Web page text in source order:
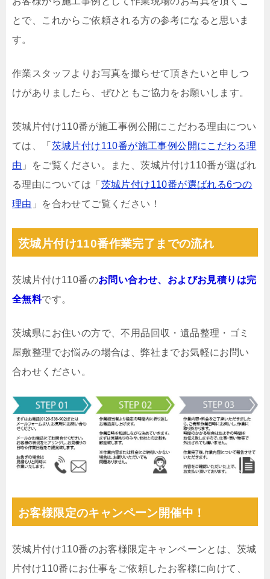
とで、これからご依頼される方の参考になると思いま
す。
作業スタッフよりお写真を撮らせて頂きたいと申しつ
けがありましたら、ぜひともご協力をお願いします。
茨城片付け110番が施工事例公開にこだわる理由につい
ては、「 茨城片付け110番が施工事例公開にこだわる理
由 」をご覧ください。また、茨城片付け110番が選ばれ
る理由については「 茨城片付け110番が選ばれる6つの
理由 」を合わせてご覧ください！
茨城片付け110番作業完了までの流れ
茨城片付け110番のお問い合わせ、およびお見積りは完
全無料です。
茨城県にお住いの方で、不用品回収・遺品整理・ゴミ
屋敷整理でお悩みの場合は、弊社までお気軽にお問い
合わせください。
お客様限定のキャンペーン開催中！
茨城片付け110番のお客様限定キャンペーンとは、茨城
片付け110番にお仕事をご依頼したお客様に向けて、